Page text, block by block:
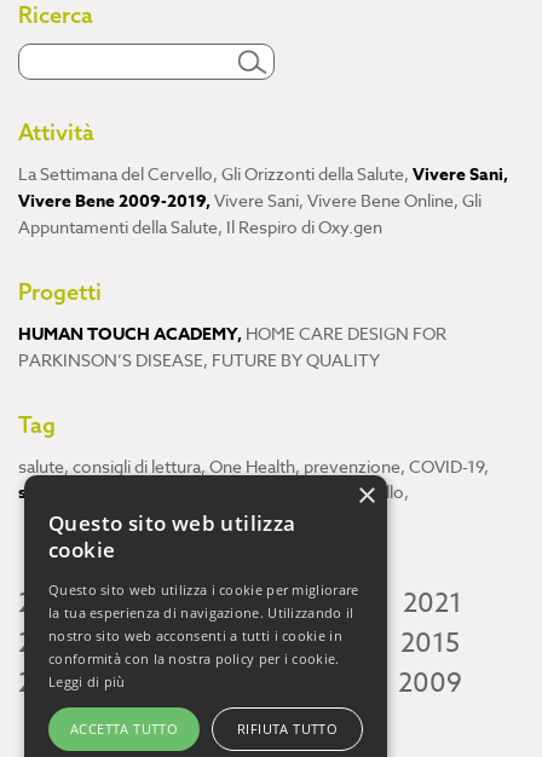
Ricerca
Attività
La Settimana del Cervello, Gli Orizzonti della Salute, Vivere Sani,
Vivere Bene 2009-2019,Vivere Sani, Vivere Bene Online, Gli
Appuntamenti della Salute, Il Respiro di Oxy.gen
Progetti
HUMAN TOUCH ACADEMY, HOME CARE DESIGN FOR
PARKINSON’S DISEASE, FUTURE BY QUALITY
Tag
salute, consigli di lettura, One Health, prevenzione, COVID-19,
scienza cervello,
2026 2025 2024 2023 2022
2021
2020 2019 2018 2017 2016
2015
2014 2013 2009
×
Questo sito web utilizza
cookie
Questo sito web utilizza i cookie per migliorare
la tua esperienza di navigazione. Utilizzando il
nostro sito web acconsenti a tutti i cookie in
conformità con la nostra policy per i cookie.
Leggi di più
ACCETTA TUTTO RIFIUTA TUTTO